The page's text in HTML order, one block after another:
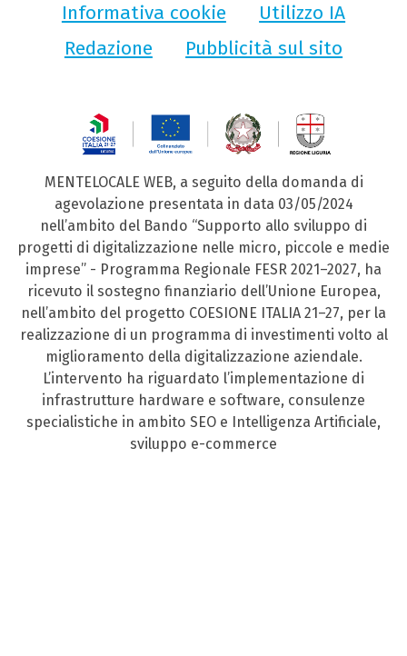
Informativa cookie
Utilizzo IA
Redazione
Pubblicità sul sito
MENTELOCALE WEB, a seguito della domanda di
agevolazione presentata in data 03/05/2024
nell’ambito del Bando “Supporto allo sviluppo di
progetti di digitalizzazione nelle micro, piccole e medie
imprese” - Programma Regionale FESR 2021–2027, ha
ricevuto il sostegno finanziario dell’Unione Europea,
nell’ambito del progetto COESIONE ITALIA 21–27, per la
realizzazione di un programma di investimenti volto al
miglioramento della digitalizzazione aziendale.
L’intervento ha riguardato l’implementazione di
infrastrutture hardware e software, consulenze
specialistiche in ambito SEO e Intelligenza Artificiale,
sviluppo e-commerce